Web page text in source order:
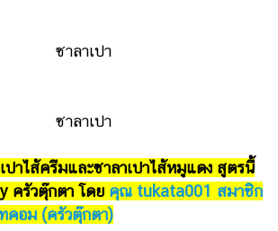
ปาไส้ครีมและซาลาเปาไส้หมูแดง สูตรนี้
ครัวตุ๊กตา โดย คุณ tukata001 สมาชิก
คอม (ครัวตุ๊กตา)